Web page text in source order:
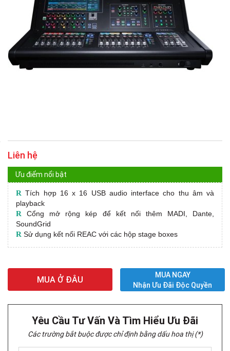
Liên hệ
Ưu điểm nổi bật
R Tích hợp 16 x 16 USB audio interface cho thu âm và
playback
R Cổng mở rộng kép để kết nối thêm MADI, Dante,
SoundGrid
R Sử dụng kết nối REAC với các hộp stage boxes
MUA Ở ĐÂU
MUA NGAY
Nhận Ưu Đãi Độc Quyền
Yêu Cầu Tư Vấn Và Tìm Hiểu Ưu Đãi
Các trường bắt buộc được chỉ định bằng dấu hoa thị (*)